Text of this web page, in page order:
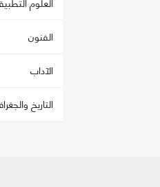
الفنون
الآداب
التاريخ